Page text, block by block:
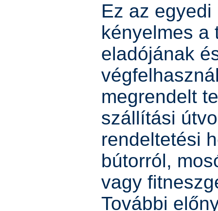
Ez az egyedi
kényelmes a
eladójának
megrendelt
szállítási
rendeltetési
bútorról,
vagy
További